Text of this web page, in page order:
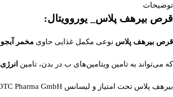
توضیحات
قرص بیرهف پلاس_ یوروویتال:
قرص بیرهف پلاس نوعی مکمل غذایی حاوی مخمر آبجو
که می‌تواند به تامین ویتامین‌های ب در بدن، تامین انرژی
بیرهف پلاس تحت امتیاز و لیسانس Euro OTC Pharma GmbH کشور